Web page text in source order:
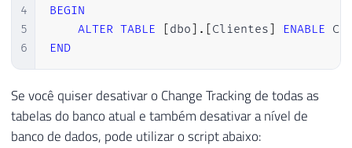
4
5
6
BEGIN
ALTER TABLE [dbo] . [Clientes] ENABLE
END
Se você quiser desativar o Change Tracking de todas as
tabelas do banco atual e também desativar a nível de
banco de dados, pode utilizar o script abaixo: